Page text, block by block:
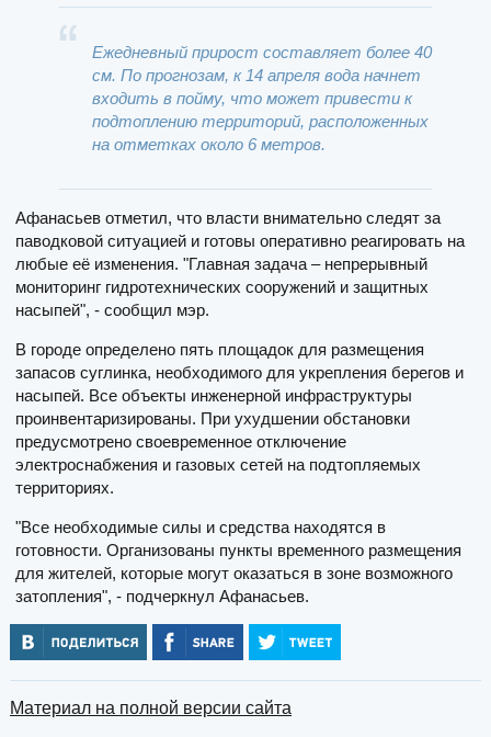
Ежедневный прирост составляет более 40
см. По прогнозам, к 14 апреля вода начнет
входить в пойму, что может привести к
подтоплению территорий, расположенных
на отметках около 6 метров.️
Афанасьев отметил, что власти внимательно следят за
паводковой ситуацией и готовы оперативно реагировать на
любые её изменения. "Главная задача – непрерывный
мониторинг гидротехнических сооружений и защитных
насыпей", - сообщил мэр.
В городе определено пять площадок для размещения
запасов суглинка, необходимого для укрепления берегов и
насыпей. Все объекты инженерной инфраструктуры
проинвентаризированы. При ухудшении обстановки
предусмотрено своевременное отключение
электроснабжения и газовых сетей на подтопляемых
территориях.
"Все необходимые силы и средства находятся в
готовности. Организованы пункты временного размещения
для жителей, которые могут оказаться в зоне возможного
затопления", - подчеркнул Афанасьев.
Материал на полной версии сайта